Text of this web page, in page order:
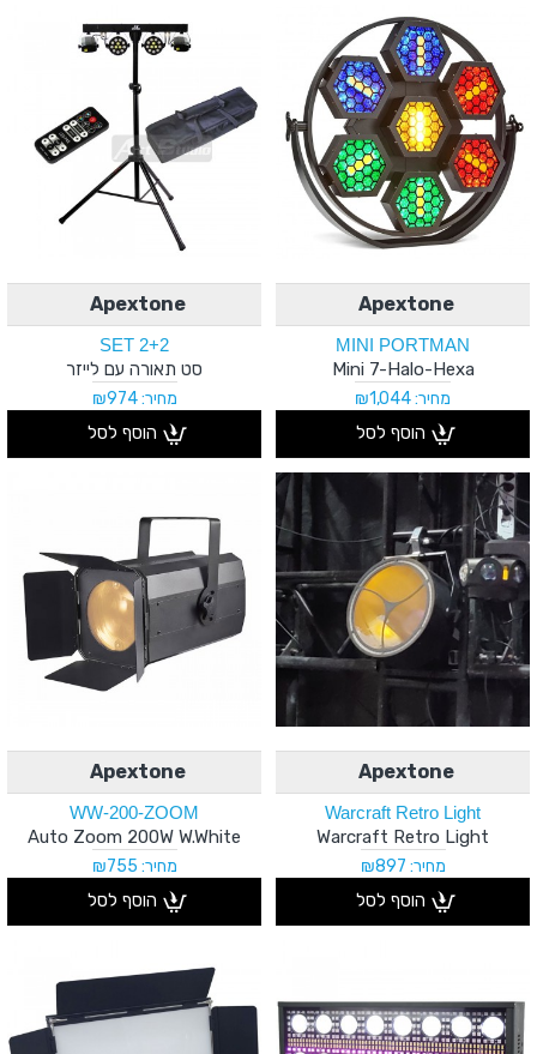
Apextone
MINI PORTMAN
Mini 7-Halo-Hexa
מחיר: ₪1,044
הוסף לסל
Apextone
SET 2+2
סט תאורה עם לייזר
מחיר: ₪974
הוסף לסל
Apextone
Warcraft Retro Light
Warcraft Retro Light
מחיר: ₪897
הוסף לסל
Apextone
WW-200-ZOOM
Auto Zoom 200W W.White
מחיר: ₪755
הוסף לסל